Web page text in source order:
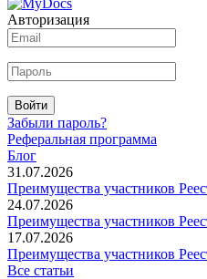
Авторизация
Войти
Забыли пароль?
Реферальная программа
Блог
31.07.2026
Преимущества участников
24.07.2026
Преимущества участников
17.07.2026
Преимущества участников
Все статьи